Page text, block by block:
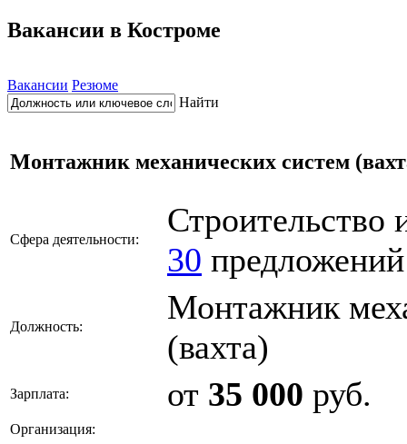
Вакансии в Костроме
Вакансии Резюме
Найти
Монтажник механических систем
Сфера деятельности:
Строительство
30 предложений
Должность:
Монтажник
(вахта)
Зарплата: от 35 000 руб.
Организация: